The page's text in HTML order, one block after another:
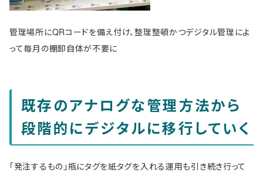
管理場所にQRコードを備え付け、整理整頓かつデジタル管理によ
って毎月の棚卸自体が不要に
既存のアナログな管理方法から
段階的にデジタルに移行していく
「発注するもの」瓶にタグを紙タグを入れる運用も引き続き行って